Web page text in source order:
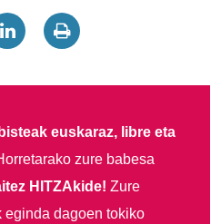
euskaraz, libre eta
zure babesa
HITZAkide!Zure
eginda dagoen tokiko